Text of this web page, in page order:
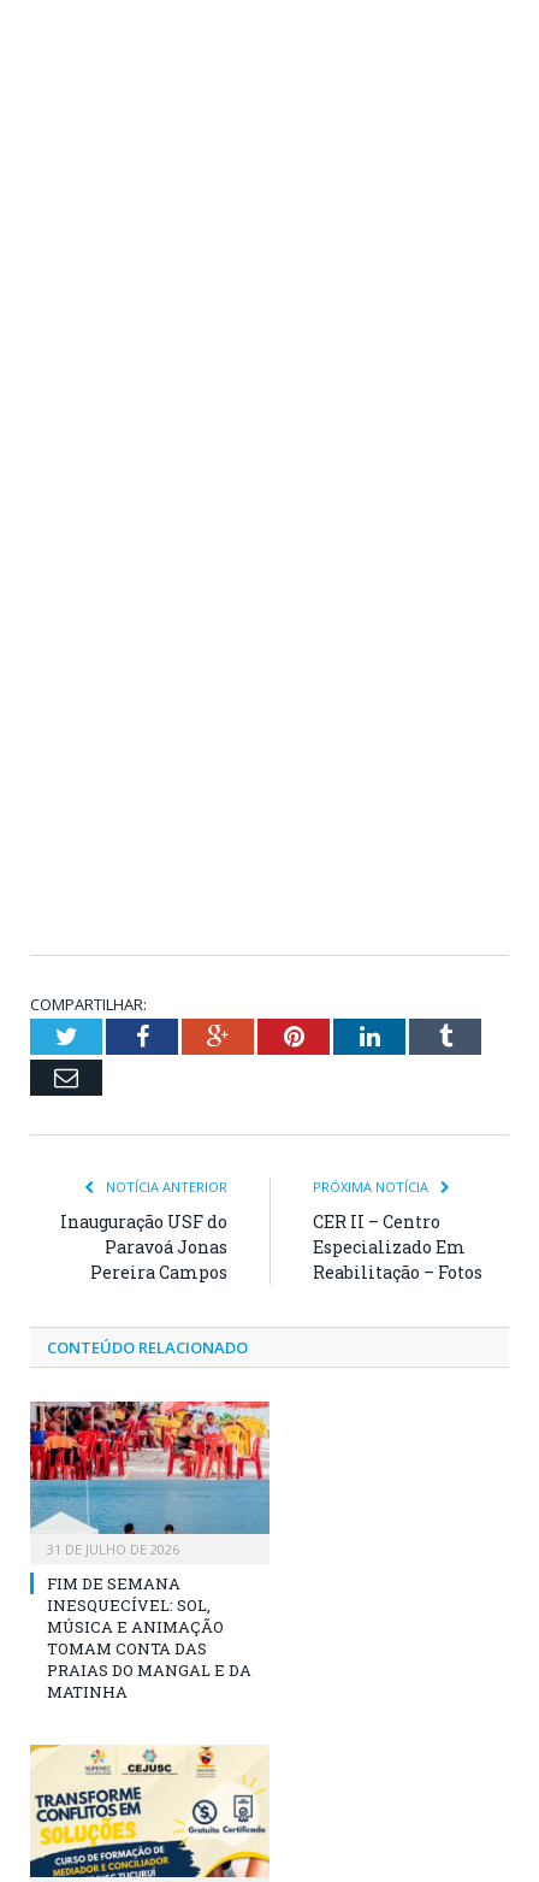
COMPARTILHAR:
TwitterFacebookGoogle+PinterestLinkedInTumblr
Email
NOTÍCIA ANTERIOR
Inauguração USF do
Paravoá Jonas
Pereira Campos
PRÓXIMA NOTÍCIA
CER II – Centro
Especializado Em
Reabilitação – Fotos
CONTEÚDO RELACIONADO
31 DE JULHO DE 2026
FIM DE SEMANA
INESQUECÍVEL: SOL,
MÚSICA E ANIMAÇÃO
TOMAM CONTA DAS
PRAIAS DO MANGAL E DA
MATINHA